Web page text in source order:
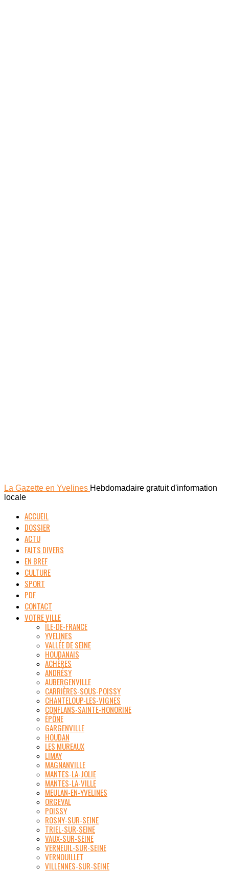
La Gazette en Yvelines Hebdomadaire gratuit d'information
locale
ACCUEIL
DOSSIER
ACTU
FAITS DIVERS
EN BREF
CULTURE
SPORT
PDF
CONTACT
VOTRE VILLE
ÎLE-DE-FRANCE
YVELINES
VALLÉE DE SEINE
HOUDANAIS
ACHÈRES
ANDRÉSY
AUBERGENVILLE
CARRIÈRES-SOUS-POISSY
CHANTELOUP-LES-VIGNES
CONFLANS-SAINTE-HONORINE
ÉPÔNE
GARGENVILLE
HOUDAN
LES MUREAUX
LIMAY
MAGNANVILLE
MANTES-LA-JOLIE
MANTES-LA-VILLE
MEULAN-EN-YVELINES
ORGEVAL
POISSY
ROSNY-SUR-SEINE
TRIEL-SUR-SEINE
VAUX-SUR-SEINE
VERNEUIL-SUR-SEINE
VERNOUILLET
VILLENNES-SUR-SEINE